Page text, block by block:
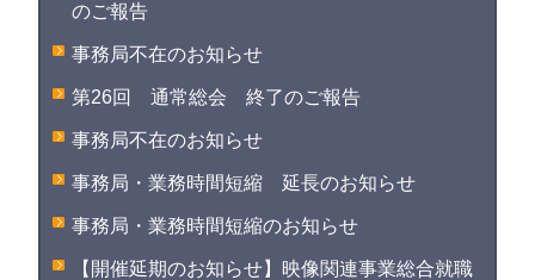
のご報告
事務局不在のお知らせ
第26回 通常総会 終了のご報告
事務局不在のお知らせ
事務局・業務時間短縮 延長のお知らせ
事務局・業務時間短縮のお知らせ
【開催延期のお知らせ】映像関連事業総合就職